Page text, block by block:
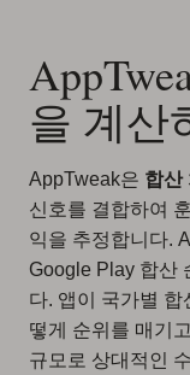
을 계산
AppTweak은 합산
신호를 결합하여
익을 추정합니다.
Google Play 합산
다. 앱이 국가별 합
떻게 순위를 매기
규모로 상대적인